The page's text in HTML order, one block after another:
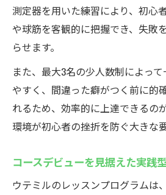
測定器を用いた練習により、初心
や球筋を客観的に把握でき、失敗
らせます。
また、最大3名の少人数制によっ
やすく、間違った癖がつく前に的
れるため、効率的に上達できるの
環境が初心者の挫折を防ぐ大きな
コースデビューを見据えた実践
ウテミルのレッスンプログラムは